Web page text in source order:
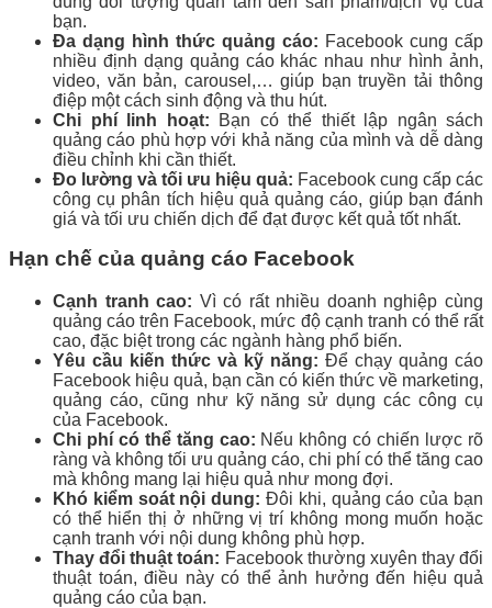
bạn.
Đa dạng hình thức quảng cáo: Facebook cung cấp
nhiều định dạng quảng cáo khác nhau như hình ảnh,
video, văn bản, carousel,… giúp bạn truyền tải thông
điệp một cách sinh động và thu hút.
Chi phí linh hoạt: Bạn có thể thiết lập ngân sách
quảng cáo phù hợp với khả năng của mình và dễ dàng
điều chỉnh khi cần thiết.
Đo lường và tối ưu hiệu quả: Facebook cung cấp các
công cụ phân tích hiệu quả quảng cáo, giúp bạn đánh
giá và tối ưu chiến dịch để đạt được kết quả tốt nhất.
Hạn chế của quảng cáo Facebook
Cạnh tranh cao: Vì có rất nhiều doanh nghiệp cùng
quảng cáo trên Facebook, mức độ cạnh tranh có thể rất
cao, đặc biệt trong các ngành hàng phổ biến.
Yêu cầu kiến thức và kỹ năng: Để chạy quảng cáo
Facebook hiệu quả, bạn cần có kiến thức về marketing,
quảng cáo, cũng như kỹ năng sử dụng các công cụ
của Facebook.
Chi phí có thể tăng cao: Nếu không có chiến lược rõ
ràng và không tối ưu quảng cáo, chi phí có thể tăng cao
mà không mang lại hiệu quả như mong đợi.
Khó kiểm soát nội dung: Đôi khi, quảng cáo của bạn
có thể hiển thị ở những vị trí không mong muốn hoặc
cạnh tranh với nội dung không phù hợp.
Thay đổi thuật toán: Facebook thường xuyên thay đổi
thuật toán, điều này có thể ảnh hưởng đến hiệu quả
quảng cáo của bạn.